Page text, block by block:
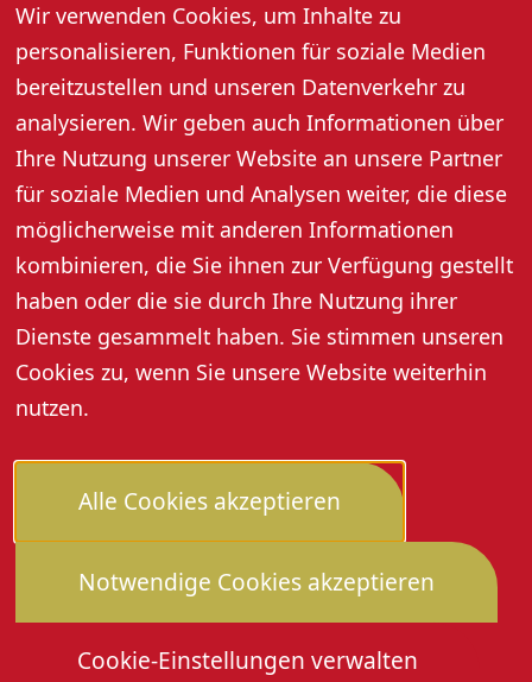
Wir verwenden Cookies, um Inhalte zu
personalisieren, Funktionen für soziale Medien
bereitzustellen und unseren Datenverkehr zu
analysieren. Wir geben auch Informationen über
Ihre Nutzung unserer Website an unsere Partner
für soziale Medien und Analysen weiter, die diese
möglicherweise mit anderen Informationen
kombinieren, die Sie ihnen zur Verfügung gestellt
haben oder die sie durch Ihre Nutzung ihrer
Dienste gesammelt haben. Sie stimmen unseren
Cookies zu, wenn Sie unsere Website weiterhin
nutzen.
Alle Cookies akzeptieren
Notwendige Cookies akzeptieren
Cookie-Einstellungen verwalten
Genießen Sie eine 11er Weinprobe mit Vesper in einer
urigen Scheune und nehmen Sie Wein, Secco oder Sekt
im Wert von 20,- Euro mit nach Hause.
Preis pro Person: 38,- Euro
Anmeldung bis Samstag, 8:00 Uhr erforderlich:
Agnes Schweiger, Tel. 07802 4684 oder
info@hofgutheuberg.de